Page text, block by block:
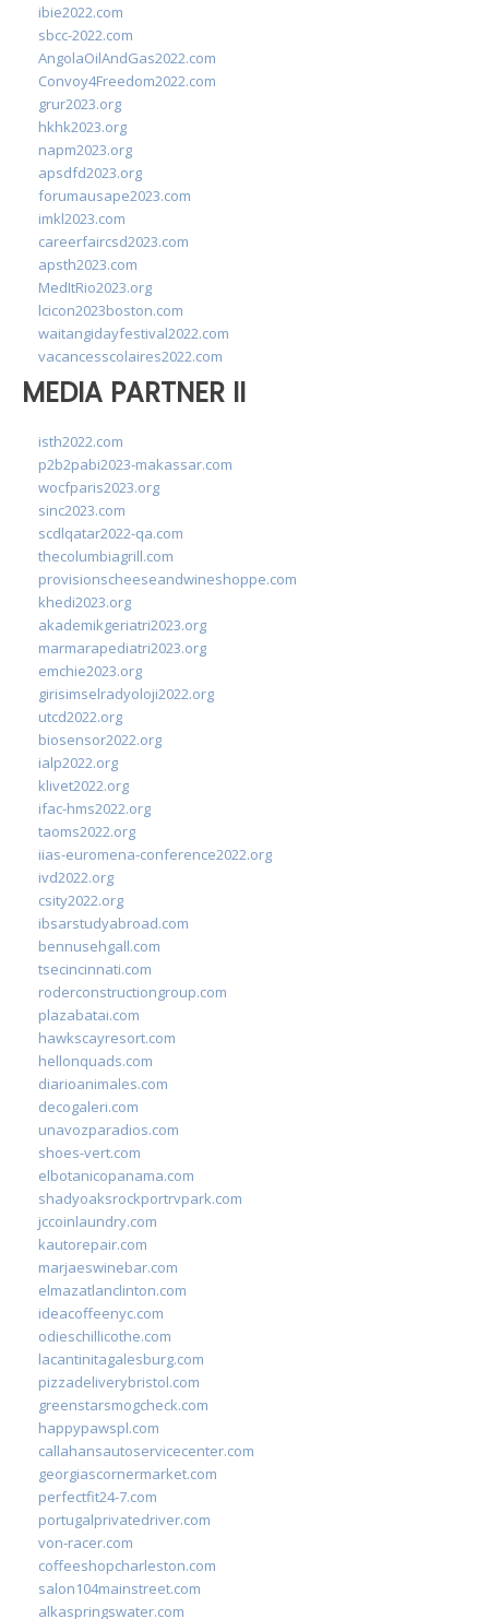
ibie2022.com
sbcc-2022.com
AngolaOilAndGas2022.com
Convoy4Freedom2022.com
grur2023.org
hkhk2023.org
napm2023.org
apsdfd2023.org
forumausape2023.com
imkl2023.com
careerfaircsd2023.com
apsth2023.com
MedItRio2023.org
lcicon2023boston.com
waitangidayfestival2022.com
vacancesscolaires2022.com
MEDIA PARTNER II
isth2022.com
p2b2pabi2023-makassar.com
wocfparis2023.org
sinc2023.com
scdlqatar2022-qa.com
thecolumbiagrill.com
provisionscheeseandwineshoppe.com
khedi2023.org
akademikgeriatri2023.org
marmarapediatri2023.org
emchie2023.org
girisimselradyoloji2022.org
utcd2022.org
biosensor2022.org
ialp2022.org
klivet2022.org
ifac-hms2022.org
taoms2022.org
iias-euromena-conference2022.org
ivd2022.org
csity2022.org
ibsarstudyabroad.com
bennusehgall.com
tsecincinnati.com
roderconstructiongroup.com
plazabatai.com
hawkscayresort.com
hellonquads.com
diarioanimales.com
decogaleri.com
unavozparadios.com
shoes-vert.com
elbotanicopanama.com
shadyoaksrockportrvpark.com
jccoinlaundry.com
kautorepair.com
marjaeswinebar.com
elmazatlanclinton.com
ideacoffeenyc.com
odieschillicothe.com
lacantinitagalesburg.com
pizzadeliverybristol.com
greenstarsmogcheck.com
happypawspl.com
callahansautoservicecenter.com
georgiascornermarket.com
perfectfit24-7.com
portugalprivatedriver.com
von-racer.com
coffeeshopcharleston.com
salon104mainstreet.com
alkaspringswater.com